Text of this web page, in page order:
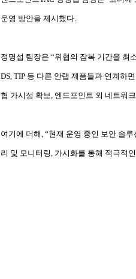
운영 방안을 제시했다.
정명섭 팀장은 “위협의 잠복 기간을 최
DS, TIP 등 다른 안랩 제품들과 연계하
협 가시성 확보, 엔드포인트 외 네트워
여기에 더해, “현재 운영 중인 보안 솔
리 및 모니터링, 가시화를 통해 적극적